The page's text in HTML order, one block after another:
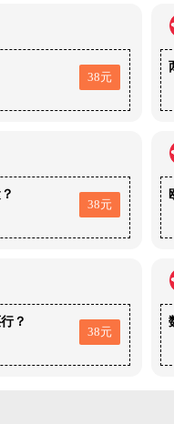
38元
38元
？
38元